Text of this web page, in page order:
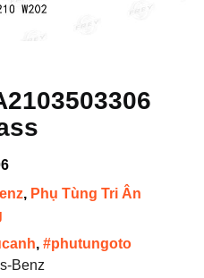
, Phụ Tùng Tri Ân
, #phutungoto
Benz